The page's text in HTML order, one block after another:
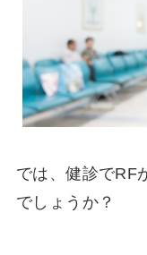
では、健診でRF
でしょうか？